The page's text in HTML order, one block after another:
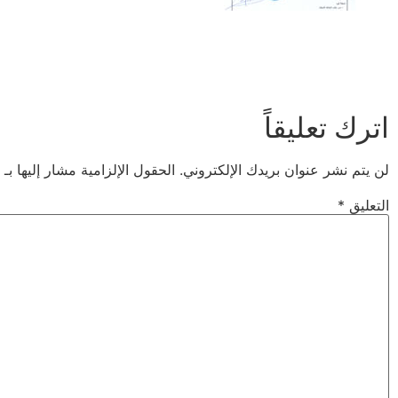
اترك تعليقاً
لن يتم نشر عنوان بريدك الإلكتروني. الحقول الإلزامية مشار إليها بـ
التعليق *